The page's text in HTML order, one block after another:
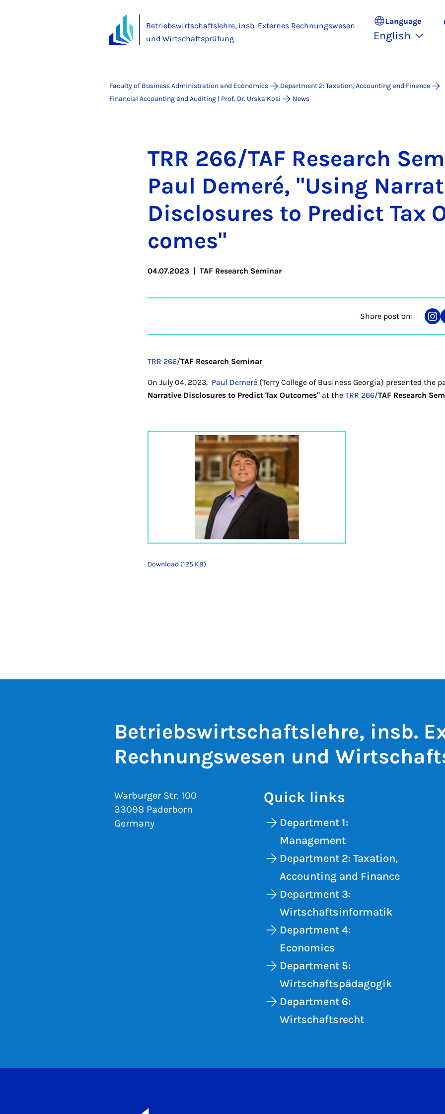
Betriebswirtschaftslehre, insb. Externes Rechnungswesen
und Wirtschaftsprüfung
Language
English
Faculty of Business Administration and Economics
Department 2: Taxation, Accounting and Finance
Financial Accounting and Auditing | Prof. Dr. Urska Kosi
News
TRR 266/TAF Re­search
Paul De­meré, "Us­ing
Dis­clos­ures to Pre­dict Tax
comes"
04.07.2023 |TAF Research Seminar
Share post on:
on
TRR 266/TAF Research Seminar
On July 04, 2023, Paul Demeré (Terry College of Business Georgia) presented the
Narrative Disclosures to Predict Tax Outcomes" at theTRR 266/TAF Research
Download (125 KB)
Betriebswirtschaftslehre, insb.
Rechnungswesen und
Warburger Str. 100
33098 Paderborn
Germany
Quick links
Department 1:
Management
Department 2: Taxation,
Accounting and Finance
Department 3:
Wirtschaftsinformatik
Department 4:
Economics
Department 5:
Wirtschaftspädagogik
Department 6:
Wirtschaftsrecht